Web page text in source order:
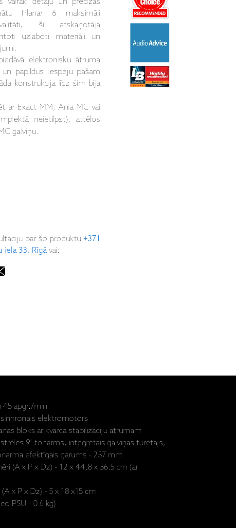
Planar 6 maksimāli
šī atskaņotāja
uzlaboti materiāli un
elektronisku ātruma
papildus iespēju pašam
konstrukcija līdz šim bija
ar Exact MM, Ania MC vai
neietilpst), attēlos
galviņu.
par šo produktu+371
iela 33, Rīgāvai:
45 apgr./min
elektromotors
bloks ar kvarca stabilizāciju ātrumam
strēles 9" tonarms, integrētais galviņas turētājs,
efektīgais garums - 237 mm
(A x P x Dz) - 12 x 44.8 x 36.5 cm (ar
x P x Dz) - 5 x 18 x15 cm
PSU - 0.6 kg)